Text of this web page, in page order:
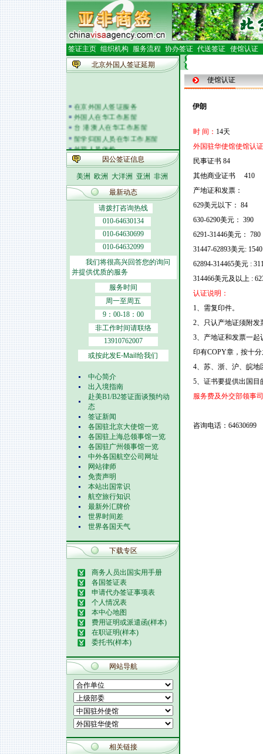
签证主页 组织机构 服务流程 协办签证 代送签证 使馆认证
北京外国人签证延期
在京外国人签证服务
外国人在华工作居留
台 港 澳人在华工作居留
留学归国人员在华工作居留
外籍人员体检
外国人在华开车
签证邀请函电
外商投资企业
外国(地区)企业常驻代表机构
北京市居民出境证件
因公签证信息
美洲 欧洲 大洋洲 亚洲 非洲
最新动态
请拨打咨询热线
010-64630134
010-64630699
010-64632099
我们将很高兴回答您的询问
并提供优质的服务
服务时间
周一至周五
9：00-18：00
非工作时间请联络
13910762007
或按此发E-Mail给我们
中心简介
出入境指南
赴美B1/B2签证面谈预约动
态
签证新闻
各国驻北京大使馆一览
各国驻上海总领事馆一览
各国驻广州领事馆一览
中外各国航空公司网址
网站律师
免责声明
本站出国常识
航空旅行知识
最新外汇牌价
世界时间差
世界各国天气
下载专区
商务人员出国实用手册
各国签证表
申请代办签证事项表
个人情况表
本中心地图
费用证明或派遣函(样本)
在职证明(样本)
委托书(样本)
网站导航
相关链接
使馆认证
伊朗
时 间： 14天
外国驻华使馆使馆认
民事证书 84
其他商业证书 410
产地证和发票：
629美元以下： 84
630-6290美元： 390
6291-31446美元： 780
31447-62893美元: 1540
62894-314465美元 :
314466美元及以上 :
认证说明：
1、需复印件。
2、只认产地证须附
3、产地证和发票一
印有COPY章，按十
4、苏、浙、沪、皖
5、证书要提供出国
服务费及外交部领事
咨询电话：64630699